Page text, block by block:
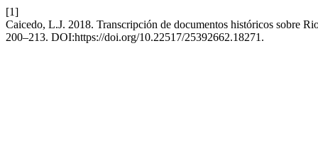
[1]
Caicedo, L.J. 2018. Transcripción de documentos históricos sobre
200–213. DOI:https://doi.org/10.22517/25392662.18271.